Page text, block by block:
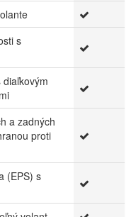
s
a zadných
proti
(EPS) s